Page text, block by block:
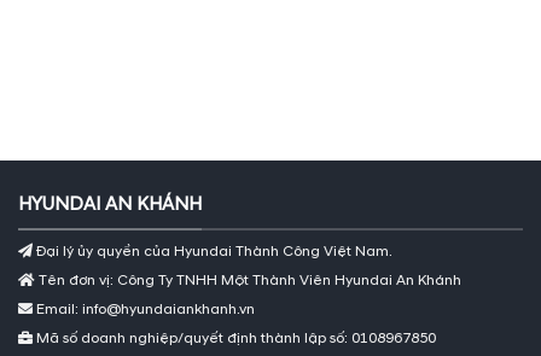
HYUNDAI AN KHÁNH
Đại lý ủy quyền của Hyundai Thành Công Việt Nam.
Tên đơn vị: Công Ty TNHH Một Thành Viên Hyundai An Khánh
Email: info@hyundaiankhanh.vn
Mã số doanh nghiệp/quyết định thành lập số: 0108967850